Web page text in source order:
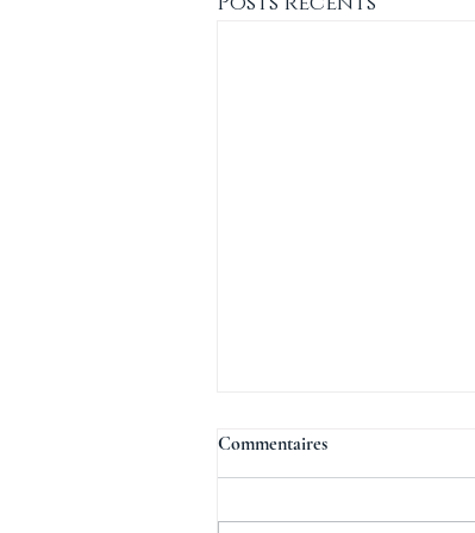
Commentaires